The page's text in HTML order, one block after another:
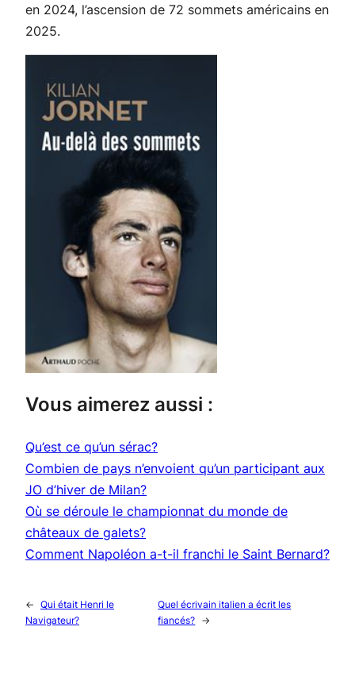
en 2024, l’ascension de 72 sommets américains en
2025.
Vous aimerez aussi :
Qu’est ce qu’un sérac?
Combien de pays n’envoient qu’un participant aux
JO d’hiver de Milan?
Où se déroule le championnat du monde de
châteaux de galets?
Comment Napoléon a-t-il franchi le Saint Bernard?
← Qui était Henri le
Navigateur?
Quel écrivain italien a écrit les
fiancés? →